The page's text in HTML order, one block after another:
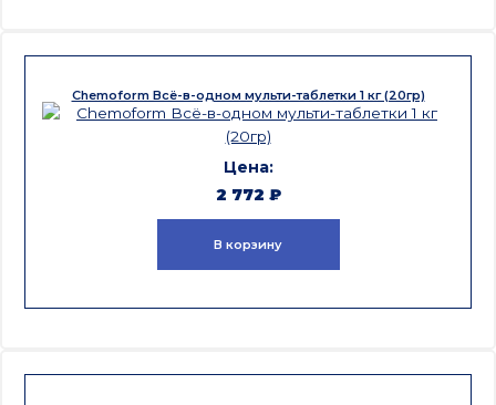
Chemoform Всё-в-одном мульти-таблетки 1 кг (20гр)
2 772 ₽
В корзину